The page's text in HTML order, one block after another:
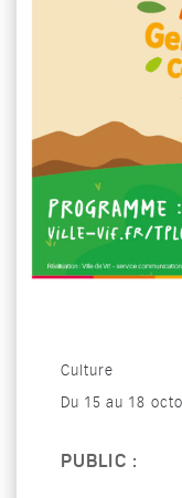
Catégorie : "
Culture
Du 15 au 18
PUBLIC :